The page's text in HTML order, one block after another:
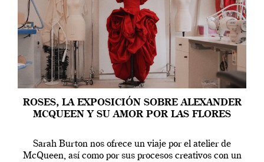
ROSES, LA EXPOSICIÓN SOBRE ALEXANDER
MCQUEEN Y SU AMOR POR LAS FLORES
Sarah Burton nos ofrece un viaje por el atelier de
McQueen, así como por sus procesos creativos con un